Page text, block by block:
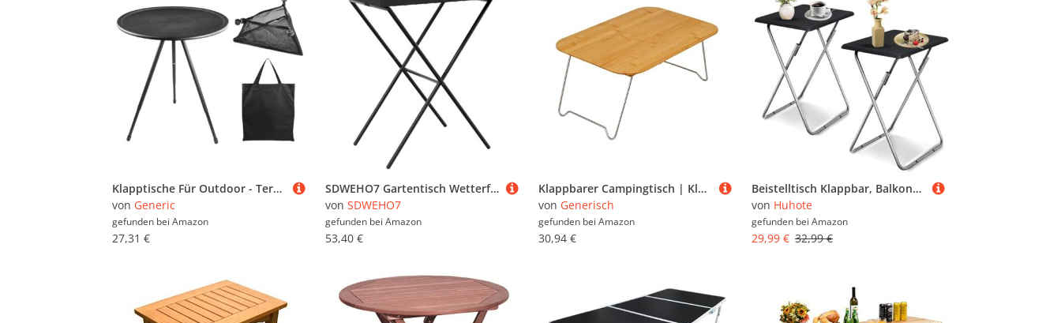
Klapptische Für Outdoor - Terrasse Outdoor Runder Klapptisch Beistelltisch | Runder Tragbarer Verstellbarer Tisch Für Camping Garten & Freizeit
von Generic
gefunden bei Amazon
27,31 €
SDWEHO7 Gartentisch Wetterfest Klappbar PE Rattan Garten Terrasse Tisch Balkontisch Klapptisch Gartenhocker, Schwarz 65x40x75 cm
von SDWEHO7
gefunden bei Amazon
53,40 €
Klappbarer Campingtisch | Klapptisch Als Computertisch | Campingzubehör Outdoor Schreibtisch Für Laptops Reisen Picknick Balkon Garten Terrasse Auto Zuhause
von Generisch
gefunden bei Amazon
30,94 €
Beistelltisch Klappbar, Balkontisch Klappbar, Klapptisch Klein Balkon, Foldable Table, Kleiner Beistelltisch Outdoor, Für Wohnzimmer Esszimmer Terrasse Garten, Rechteckig, Schwarz(2pcs), 37x47x66cm
von Huhote
gefunden bei Amazon
29,99 € 32,99 €